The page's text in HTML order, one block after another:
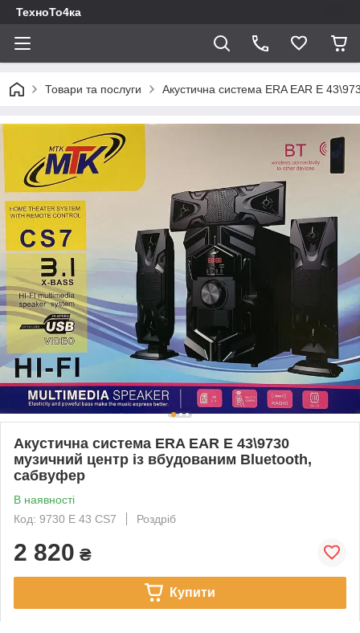
ТехноТо4ка
Товари та послуги Акустична система ERA EAR E
Акустична система ERA EAR E 43\9730
музичний центр із вбудованим Bluetooth,
сабвуфер
В наявності
Код: 9730 E 43 CS7
Роздріб
2 820 ₴
Купити